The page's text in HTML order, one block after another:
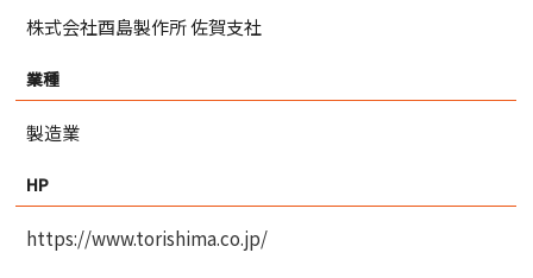
株式会社酉島製作所 佐賀支社
業種
製造業
HP
https://www.torishima.co.jp/